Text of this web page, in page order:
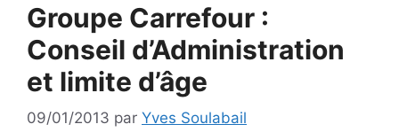
Groupe Carrefour :
Conseil d’Administration
et limite d’âge
09/01/2013 par Yves Soulabail